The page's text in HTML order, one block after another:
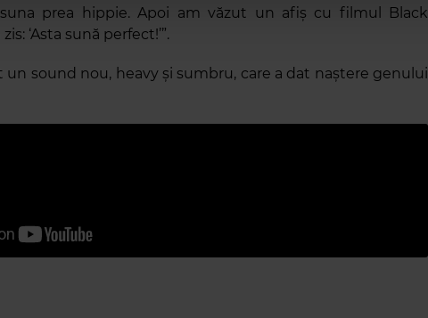
prea hippie. Apoi am văzut un afiș cu filmul Black
‘Asta sună perfect!’”.
un sound nou, heavy și sumbru, care a dat naștere genului